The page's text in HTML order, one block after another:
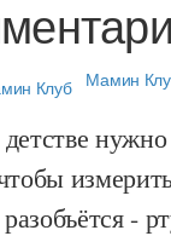
Мамин
-